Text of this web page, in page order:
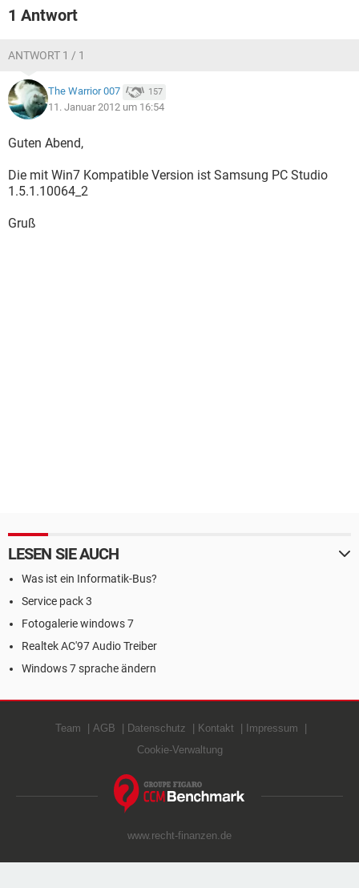
1 Antwort
ANTWORT 1 / 1
The Warrior 007 157
11. Januar 2012 um 16:54
Guten Abend,
Die mit Win7 Kompatible Version ist Samsung PC Studio
1.5.1.10064_2
Gruß
LESEN SIE AUCH
Was ist ein Informatik-Bus?
Service pack 3
Fotogalerie windows 7
Realtek AC'97 Audio Treiber
Windows 7 sprache ändern
Team AGB Datenschutz Kontakt
Impressum
Cookie-Verwaltung
www.recht-finanzen.de